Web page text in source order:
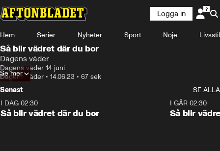
Logga in
Hem Serier Nyheter Sport Nöje Livsstil
Så blir vädret där du bor
Dagens väder
Dagens väder 14 juni
Dagens väder • 14.06.23 • 67 sek
Se mer
Senast
SE ALLA
I DAG 02:30
Så blir vädret där du bor
I GÅR 02:30
Så blir